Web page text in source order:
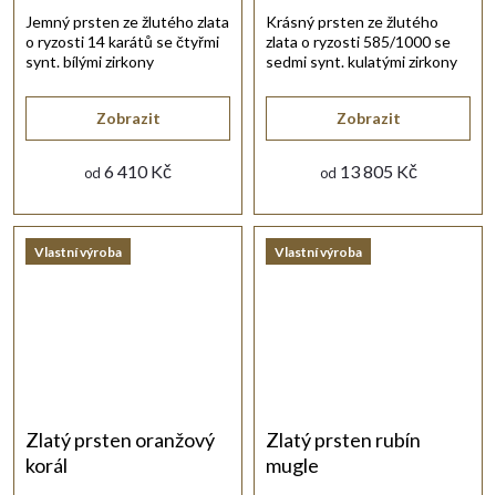
od 6 410 Kč
Zobrazit
Jemný prsten ze žlutého zlata
o ryzosti 14 karátů se čtyřmi
synt. bílými zirkony
od 13 805 Kč
Zobrazit
Krásný prsten ze žlutého
zlata o ryzosti 585/1000 se
sedmi synt. kulatými zirkony
Vlastní výroba
Zlatý prsten oranžový
korál
Vlastní výroba
Zlatý prsten rubín
mugle